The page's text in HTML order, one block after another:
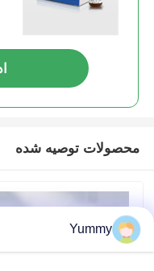
محصولات توصیه شده
Yummy